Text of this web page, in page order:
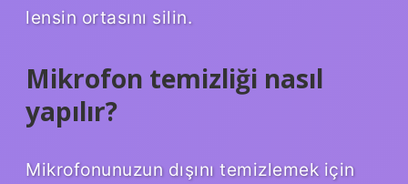
lensin ortasını silin.
Mikrofon temizliği nasıl
yapılır?
Mikrofonunuzun dışını temizlemek için